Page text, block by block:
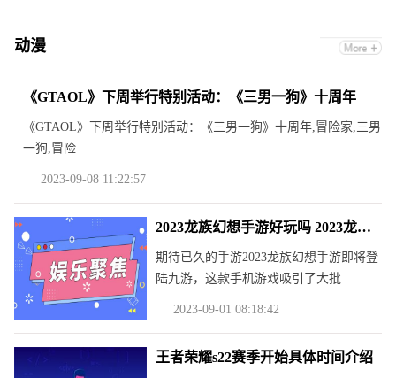
动漫
《GTAOL》下周举行特别活动：《三男一狗》十周年
《GTAOL》下周举行特别活动：《三男一狗》十周年,冒险家,三男
一狗,冒险
2023-09-08 11:22:57
2023龙族幻想手游好玩吗 2023龙族幻想手游玩法简介
期待已久的手游2023龙族幻想手游即将登
陆九游，这款手机游戏吸引了大批
2023-09-01 08:18:42
王者荣耀s22赛季开始具体时间介绍